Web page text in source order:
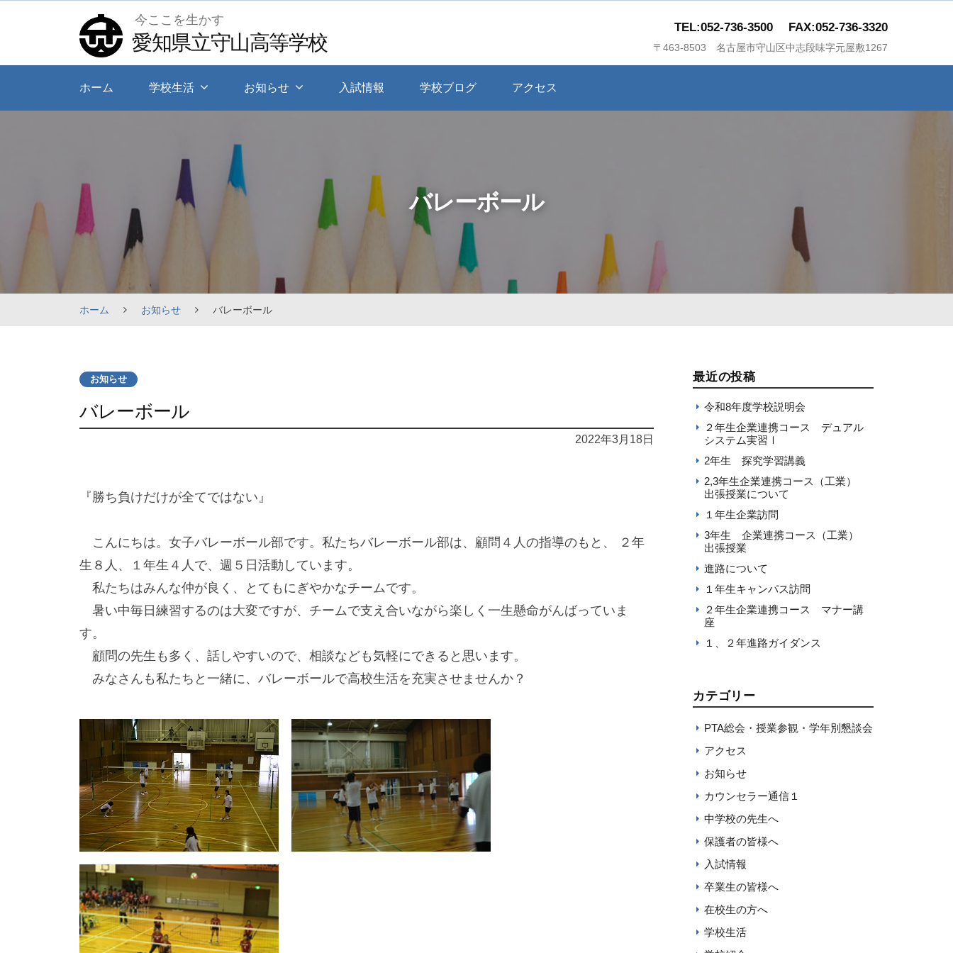
今ここを生かす
愛知県立守山高等学校
TEL:052-736-3500 FAX:052-736-3320
〒463-8503 名古屋市守山区中志段味字元屋敷1267
ホーム 学校生活 お知らせ 入試情報 学校ブログ アクセス
バレーボール
ホーム お知らせ バレーボール
お知らせ
バレーボール
2022年3月18日
『勝ち負けだけが全てではない』
こんにちは。女子バレーボール部です。私たちバレーボール部は、顧問４人の指導のもと、 ２年
生８人、１年生４人で、週５日活動しています。
私たちはみんな仲が良く、とてもにぎやかなチームです。
暑い中毎日練習するのは大変ですが、チームで支え合いながら楽しく一生懸命がんばっていま
す。
顧問の先生も多く、話しやすいので、相談なども気軽にできると思います。
みなさんも私たちと一緒に、バレーボールで高校生活を充実させませんか？
最近の投稿
令和8年度学校説明会
２年生企業連携コース デュアル
システム実習Ⅰ
2年生 探究学習講義
2,3年生企業連携コース（工業）
出張授業について
１年生企業訪問
3年生 企業連携コース（工業）
出張授業
進路について
１年生キャンパス訪問
２年生企業連携コース マナー講
座
１、２年進路ガイダンス
カテゴリー
PTA総会・授業参観・学年別懇談会
アクセス
お知らせ
カウンセラー通信１
中学校の先生へ
保護者の皆様へ
入試情報
卒業生の皆様へ
在校生の方へ
学校生活